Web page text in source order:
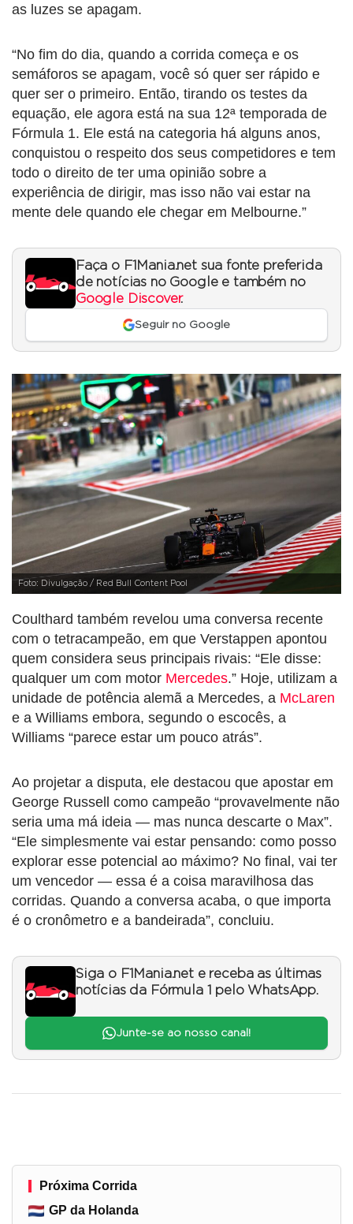
as luzes se apagam.
“No fim do dia, quando a corrida começa e os
semáforos se apagam, você só quer ser rápido e
quer ser o primeiro. Então, tirando os testes da
equação, ele agora está na sua 12ª temporada de
Fórmula 1. Ele está na categoria há alguns anos,
conquistou o respeito dos seus competidores e tem
todo o direito de ter uma opinião sobre a
experiência de dirigir, mas isso não vai estar na
mente dele quando ele chegar em Melbourne.”
Faça o F1Mania.net sua fonte preferida
de notícias no Google e também no
Google Discover.
Seguir no Google
Foto: Divulgação / Red Bull Content Pool
Coulthard também revelou uma conversa recente
com o tetracampeão, em que Verstappen apontou
quem considera seus principais rivais: “Ele disse:
qualquer um com motor Mercedes.” Hoje, utilizam a
unidade de potência alemã a Mercedes, a McLaren
e a Williams embora, segundo o escocês, a
Williams “parece estar um pouco atrás”.
Ao projetar a disputa, ele destacou que apostar em
George Russell como campeão “provavelmente não
seria uma má ideia — mas nunca descarte o Max”.
“Ele simplesmente vai estar pensando: como posso
explorar esse potencial ao máximo? No final, vai ter
um vencedor — essa é a coisa maravilhosa das
corridas. Quando a conversa acaba, o que importa
é o cronômetro e a bandeirada”, concluiu.
Siga o F1Mania.net e receba as últimas
notícias da Fórmula 1 pelo WhatsApp.
Junte-se ao nosso canal!
Próxima Corrida
GP da Holanda